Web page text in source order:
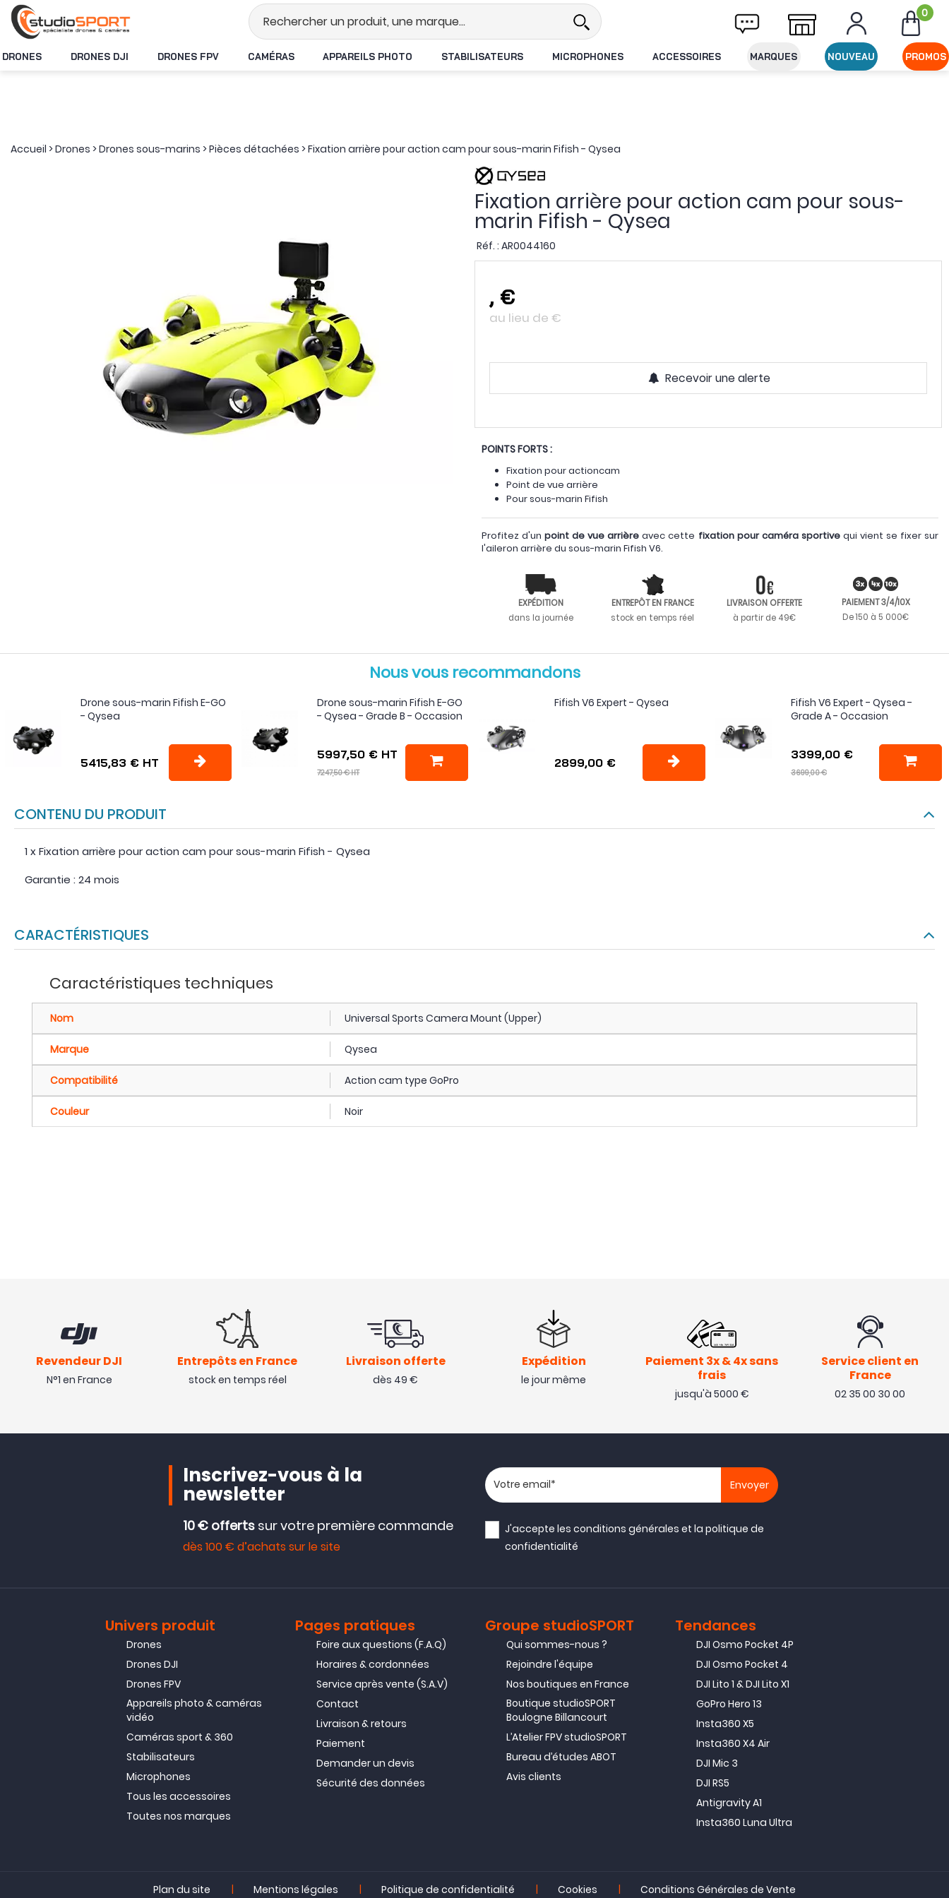
Stock en temps réel Livraison offerte dès 49€ d'achat 0
DRONES DRONES DJI DRONES FPV CAMÉRAS APPAREILS PHOTO STABILISATEURS MICROPHONES ACCESSOIRES MARQUES NOUVEAU PROMOS
Accueil >Drones >Drones sous-marins >Pièces détachées >Fixation arrière pour action cam pour sous-marin Fifish - Qysea
Fixation arrière pour action cam pour sous-
marin Fifish - Qysea
Réf. : AR0044160
, €
au lieu de €
Recevoir une alerte
POINTS FORTS :
Fixation pour actioncam
Point de vue arrière
Pour sous-marin Fifish
Profitez d'unpoint de vue arrière avec cette fixation pour caméra sportivequi vient se fixer sur
l'aileron arrière du sous-marin Fifish V6.
EXPÉDITION
dans la journée
ENTREPÔT EN FRANCE
stock en temps réel
LIVRAISON OFFERTE
à partir de 49€
PAIEMENT 3/4/10X
De 150 à 5 000€
Nous vous recommandons
Drone sous-marin Fifish E-GO
- Qysea
5415,83 € HT
Drone sous-marin Fifish E-GO
- Qysea - Grade B - Occasion
5997,50 € HT
7247,50 €HT
Fifish V6 Expert - Qysea
2899,00 €
Fifish V6 Expert - Qysea -
Grade A - Occasion
3399,00 €
3699,00 €
CONTENU DU PRODUIT
1 x Fixation arrière pour action cam pour sous-marin Fifish - Qysea
Garantie : 24 mois
CARACTÉRISTIQUES
Caractéristiques techniques
Nom Universal Sports Camera Mount (Upper)
Marque Qysea
Compatibilité Action cam type GoPro
Couleur Noir
Revendeur DJI
N°1 en France
Entrepôts en France
stock en temps réel
Livraison offerte
dès 49 €
Expédition
le jour même
Paiement 3x & 4x sans
frais
jusqu'à 5000 €
Service client en
France
02 35 00 30 00
Inscrivez-vous à la
newsletter
10 € offerts sur votre première commande
dès 100 € d’achats sur le site
Votre adresse email
J'accepte lesconditions générales et lapolitique de
confidentialité
Univers produit
Drones
Drones DJI
Drones FPV
Appareils photo & caméras
vidéo
Caméras sport & 360
Stabilisateurs
Microphones
Tous les accessoires
Toutes nos marques
Pages pratiques
Foire aux questions (F.A.Q)
Horaires & cordonnées
Service après vente (S.A.V)
Contact
Livraison & retours
Paiement
Demander un devis
Sécurité des données
Groupe studioSPORT
Qui sommes-nous ?
Rejoindre l'équipe
Nos boutiques en France
Boutique studioSPORT
Boulogne Billancourt
L’Atelier FPV studioSPORT
Bureau d’études ABOT
Avis clients
Tendances
DJI Osmo Pocket 4P
DJI Osmo Pocket 4
DJI Lito 1 & DJI Lito X1
GoPro Hero 13
Insta360 X5
Insta360 X4 Air
DJI Mic 3
DJI RS5
Antigravity A1
Insta360 Luna Ultra
Plan du site | Mentions légales | Politique de confidentialité | Cookies | Conditions Générales de Vente